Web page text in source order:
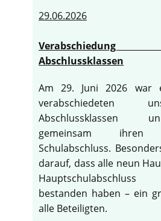
29.06.2026
Abschlussklassen
Am 29. Juni 2026 war
verabschiedeten
Abschlussklassen
gemeinsam ihren
Schulabschluss.
darauf, dass alle neun
bestanden haben – ein
alle Beteiligten.